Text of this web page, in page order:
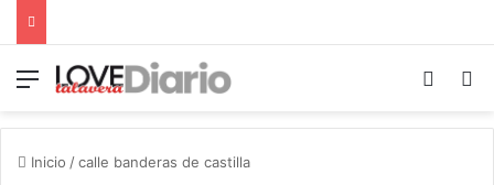
Menú
Inicio /calle banderas de castilla